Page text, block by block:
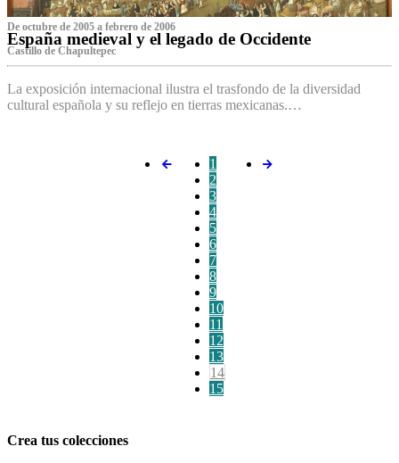
De octubre de 2005 a febrero de 2006
España medieval y el legado de Occidente
Castillo de Chapultepec
La exposición internacional ilustra el trasfondo de la diversidad
cultural española y su reflejo en tierras mexicanas.…
1
2
3
4
5
6
7
8
9
10
11
12
13
14
15
Crea tus colecciones